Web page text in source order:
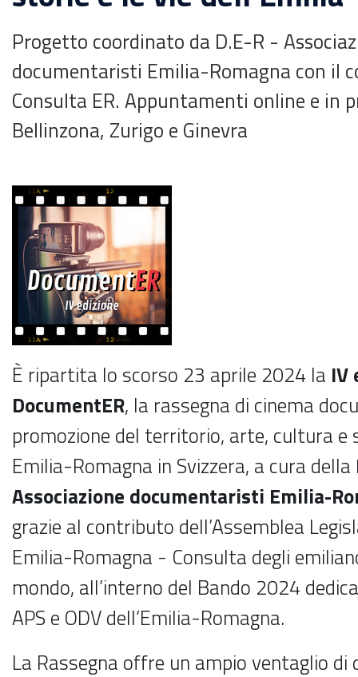
Progetto coordinato da D.E-R -
documentaristi Emilia-Romagna con il
Consulta ER. Appuntamenti online e in
Bellinzona, Zurigo e Ginevra
È ripartita lo scorso 23 aprile 2024 la IV
DocumentER, la rassegna di cinema
promozione del territorio, arte, cultura e
Emilia-Romagna in Svizzera, a cura della
Associazione documentaristi Emilia-
grazie al contributo dell’Assemblea
Emilia-Romagna - Consulta degli
mondo, all’interno del Bando 2024
APS e ODV dell’Emilia-Romagna.
La Rassegna offre un ampio ventaglio